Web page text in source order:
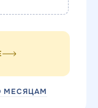
МЕСЯЦАМ
согласие